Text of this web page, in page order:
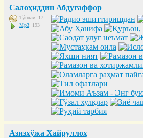
Салоҳиддин Абдуғаффор
Тўплам: 17
Mp3: 193
Азизхўжа Хайруллоҳ